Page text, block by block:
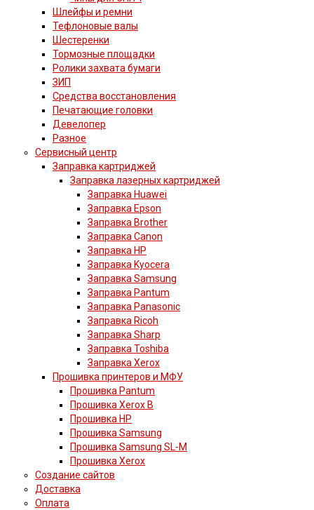
Шлейфы и ремни
Тефлоновые валы
Шестеренки
Тормозные площадки
Ролики захвата бумаги
ЗИП
Средства восстановления
Печатающие головки
Девелопер
Разное
Сервисный центр
Заправка картриджей
Заправка лазерных картриджей
Заправка Huawei
Заправка Epson
Заправка Brother
Заправка Canon
Заправка HP
Заправка Kyocera
Заправка Samsung
Заправка Pantum
Заправка Panasonic
Заправка Ricoh
Заправка Sharp
Заправка Toshiba
Заправка Xerox
Прошивка принтеров и МФУ
Прошивка Pantum
Прошивка Xerox B
Прошивка HP
Прошивка Samsung
Прошивка Samsung SL-M
Прошивка Xerox
Создание сайтов
Доставка
Оплата